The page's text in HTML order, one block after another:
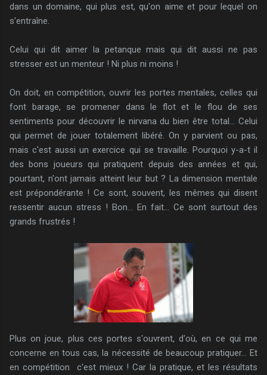
dans un domaine, qui plus est, qu'on aime et pour lequel on
s'entraîne.
Celui qui dit aimer la petanque mais qui dit aussi ne pas
stresser est un menteur ! Ni plus ni moins !
On doit, en compétition, ouvrir les portes mentales, celles qui
font barage, se promener dans le flot et le flou de ses
sentiments pour découvrir le nirvana du bien être total... Celui
qui permet de jouer totalement libéré. On y parvient ou pas,
mais c'est aussi un exercice qui se travaille. Pourquoi y-a-t il
des bons joueurs qui pratiquent depuis des années et qui,
pourtant, n'ont jamais atteint leur but ? La dimension mentale
est prépondérante ! Ce sont, souvent, les mêmes qui disent
ressentir aucun stress ! Bon... En fait... Ce sont surtout des
grands frustrés !
Plus on joue, plus ces portes s'ouvrent, d'où, en ce qui me
concerne en tous cas, la nécessité de beaucoup pratiquer... Et
en compétition c'est mieux ! Car la pratique, et les résultats